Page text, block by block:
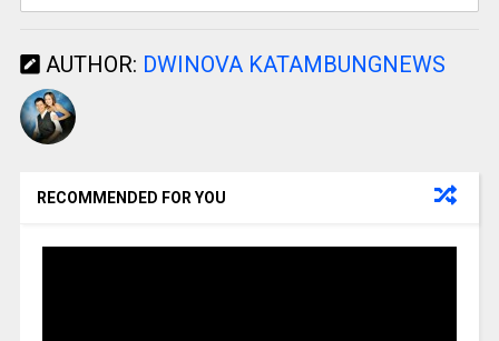
AUTHOR: DWINOVA KATAMBUNGNEWS
RECOMMENDED FOR YOU